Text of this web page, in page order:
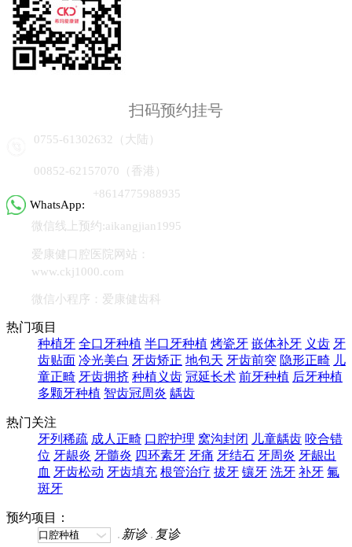
扫码预约挂号
0755-61302632（大陆）
00852-62157070（香港）
WhatsApp:
+8614775988935
微信线上预约:aikangjian1995
爱康健口腔医院网站：
www.ckj1000.com
微信小程序：爱康健齿科
热门项目
种植牙 全口牙种植 半口牙种植 烤瓷牙 嵌体补牙 义齿 牙
齿贴面 冷光美白 牙齿矫正 地包天 牙齿前突 隐形正畸 儿
童正畸 牙齿拥挤 种植义齿 冠延长术 前牙种植 后牙种植
多颗牙种植 智齿冠周炎 龋齿
热门关注
牙列稀疏 成人正畸 口腔护理 窝沟封闭 儿童龋齿 咬合错
位 牙龈炎 牙髓炎 四环素牙 牙痛 牙结石 牙周炎 牙龈出
血 牙齿松动 牙齿填充 根管治疗 拔牙 镶牙 洗牙 补牙 氟
斑牙
预约项目：
新诊
复诊